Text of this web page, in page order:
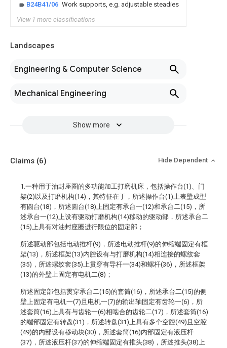
B24B41/06 Work supports, e.g. adjustable steadies
View 1 more classifications
Landscapes
Engineering & Computer Science
Mechanical Engineering
Show more
Claims (6) Hide Dependent
1.一种用于油封座圈的多功能加工打磨机床，包括操作台(1)、门
架(2)以及打磨机构(14)，其特征在于，所述操作台(1)上表壁成型
有圆台(18)，所述圆台(18)上固定有承台一(12)和承台二(15)，所
述承台一(12)上设有驱动打磨机构(14)移动的驱动部，所述承台二
(15)上具有对油封座圈进行限位的固定部；
所述驱动部包括电动推杆(9)，所述电动推杆(9)的伸缩端固定有框
架(13)，所述框架(13)内腔设有与打磨机构(14)相连接的螺纹套
(35)，所述螺纹套(35)上贯穿有导杆一(34)和螺杆(36)，所述框架
(13)的外壁上固定有电机二(8)；
所述固定部包括贯穿承台二(15)的套筒(16)，所述承台二(15)的侧
壁上固定有电机一(7)且电机一(7)的输出轴固定有齿轮一(6)，所
述套筒(16)上具有与齿轮一(6)相啮合的齿轮二(17)，所述套筒(16)
的端部固定有转盘(31)，所述转盘(31)上具有多个空腔(49)且空腔
(49)的内部设有移动块(30)，所述套筒(16)内部固定有液压杆
(37)，所述液压杆(37)的伸缩端固定有推头(38)，所述推头(38)上